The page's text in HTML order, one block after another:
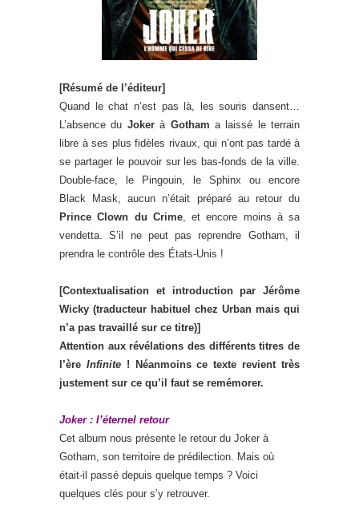
[Résumé de l’éditeur]
Quand le chat n’est pas là, les souris dansent…
L’absence du Jokerà Gotham a laissé le terrain
libre à ses plus fidèles rivaux, qui n’ont pas tardé à
se partager le pouvoir sur les bas-fonds de la ville.
Double-face, le Pingouin, le Sphinx ou encore
Black Mask, aucun n’était préparé au retour du
Prince Clown du Crime, et encore moins à sa
vendetta. S’il ne peut pas reprendre Gotham, il
prendra le contrôle des États-Unis !
[Contextualisation et introduction par Jérôme
Wicky (traducteur habituel chez Urban mais qui
n’a pas travaillé sur ce titre)]
Attention aux révélations des différents titres de
l’ère Infinite! Néanmoins ce texte revient très
justement sur ce qu’il faut se remémorer.
Joker : l’éternel retour
Cet album nous présente le retour du Joker à
Gotham, son territoire de prédilection. Mais où
était-il passé depuis quelque temps ? Voici
quelques clés pour s’y retrouver.